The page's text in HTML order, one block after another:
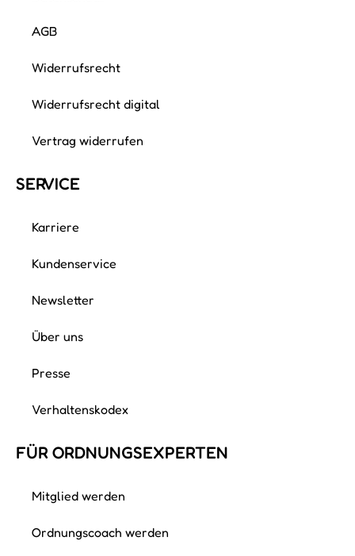
AGB
Widerrufsrecht
Widerrufsrecht digital
Vertrag widerrufen
SERVICE
Karriere
Kundenservice
Newsletter
Über uns
Presse
Verhaltenskodex
FÜR ORDNUNGS­EXPERTEN
Mitglied werden
Ordnungscoach werden